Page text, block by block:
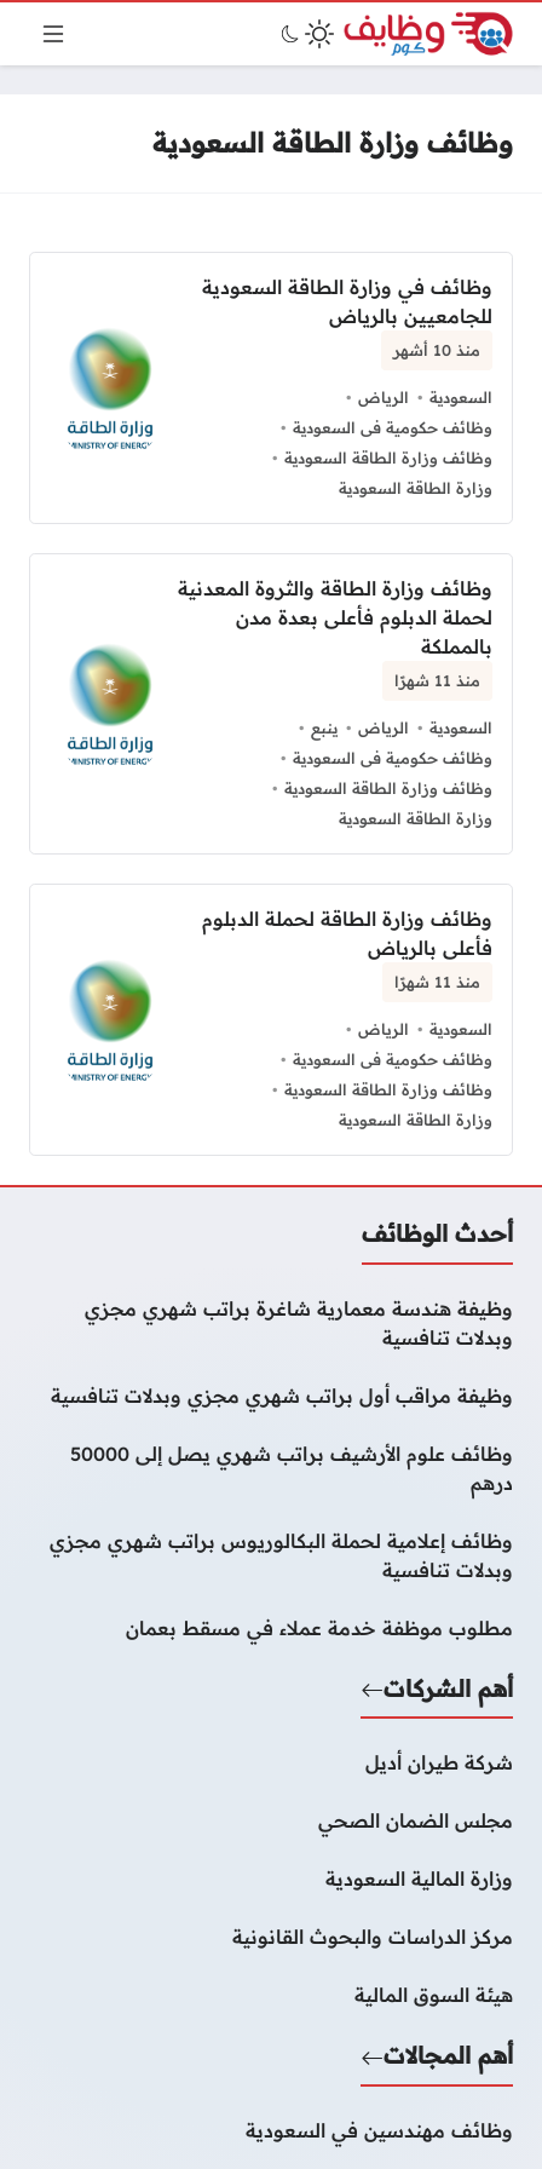
وظائف وزارة الطاقة السعودية
وظائف في وزارة الطاقة السعودية
للجامعيين بالرياض
منذ 10 أشهر
السعودية
الرياض
وظائف حكومية فى السعودية
وظائف وزارة الطاقة السعودية
وزارة الطاقة السعودية
وظائف وزارة الطاقة والثروة المعدنية
لحملة الدبلوم فأعلى بعدة مدن
بالمملكة
منذ 11 شهرًا
السعودية الرياض
ينبع
وظائف حكومية فى السعودية
وظائف وزارة الطاقة السعودية
وزارة الطاقة السعودية
وظائف وزارة الطاقة لحملة الدبلوم
فأعلى بالرياض
منذ 11 شهرًا
السعودية
الرياض
وظائف حكومية فى السعودية
وظائف وزارة الطاقة السعودية
وزارة الطاقة السعودية
أحدث الوظائف
وظيفة هندسة معمارية شاغرة براتب شهري مجزي
وبدلات تنافسية
وظيفة مراقب أول براتب شهري مجزي وبدلات تنافسية
وظائف علوم الأرشيف براتب شهري يصل إلى 50000
درهم
وظائف إعلامية لحملة البكالوريوس براتب شهري مجزي
وبدلات تنافسية
مطلوب موظفة خدمة عملاء في مسقط بعمان
أهم الشركات
شركة طيران أديل
مجلس الضمان الصحي
وزارة المالية السعودية
مركز الدراسات والبحوث القانونية
هيئة السوق المالية
أهم المجالات
وظائف مهندسين في السعودية